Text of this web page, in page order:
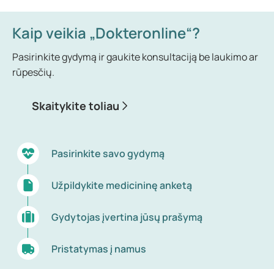
Kaip veikia „Dokteronline“?
Pasirinkite gydymą ir gaukite konsultaciją be laukimo ar
rūpesčių.
Skaitykite toliau
Pasirinkite savo gydymą
Užpildykite medicininę anketą
Gydytojas įvertina jūsų prašymą
Pristatymas į namus